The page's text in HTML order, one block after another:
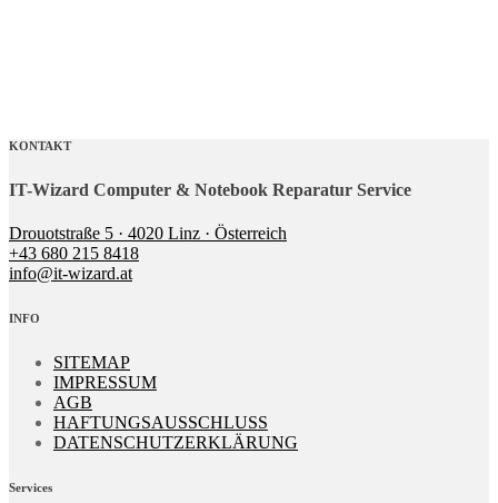
KONTAKT
IT-Wizard Computer & Notebook Reparatur Service
Drouotstraße 5 · 4020 Linz · Österreich
+43 680 215 8418
info@it-wizard.at
INFO
SITEMAP
IMPRESSUM
AGB
HAFTUNGSAUSSCHLUSS
DATENSCHUTZERKLÄRUNG
Services